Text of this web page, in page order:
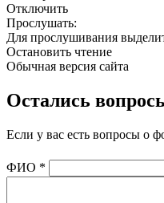
Отключить
Прослушать:
Для прослушивания
Остановить чтение
Обычная версия сайта
Остались
Если у вас есть вопросы о
ФИО *